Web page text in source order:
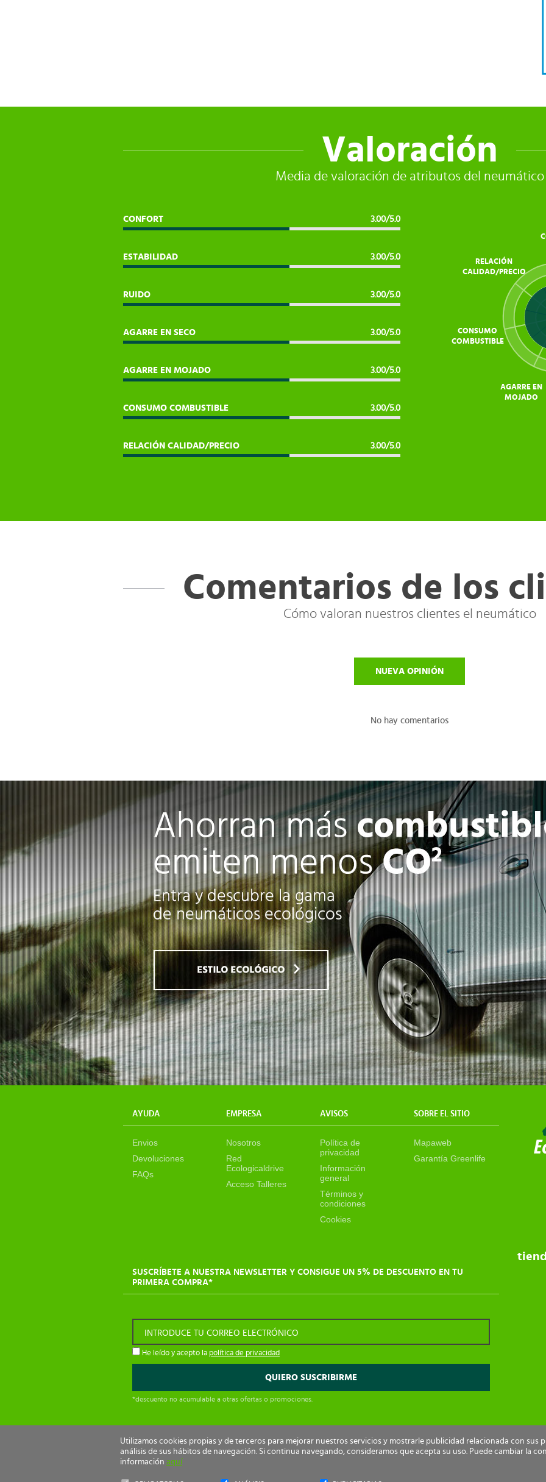
Valoración
Media de valoración de atributos del neumático
CONFORT 3.00/5.0
ESTABILIDAD 3.00/5.0
RUIDO 3.00/5.0
AGARRE EN SECO 3.00/5.0
AGARRE EN MOJADO 3.00/5.0
CONSUMO COMBUSTIBLE 3.00/5.0
RELACIÓN CALIDAD/PRECIO 3.00/5.0
AGARRE EN
MOJADO
CONSUMO
COMBUSTIBLE
RELACIÓN
CALIDAD/PRECIO
Comentarios de los
Cómo valoran nuestros clientes el neumático
NUEVA OPINIÓN
No hay comentarios
AYUDA EMPRESA AVISOS SOBRE EL SITIO
Envios
Devoluciones
FAQs
Nosotros
Red
Ecologicaldrive
Acceso Talleres
Política de
privacidad
Información
general
Términos y
condiciones
Cookies
Mapaweb
Garantía Greenlife
SUSCRÍBETE A NUESTRA NEWSLETTER Y CONSIGUE UN 5% DE DESCUENTO EN TU
PRIMERA COMPRA*
INTRODUCE TU CORREO ELECTRÓNICO
He leído y acepto la política de privacidad
*descuento no acumulable a otras ofertas o promociones.
Ecological Drive Copyright 2026 - Todos los derechos reservados.
Utilizamos cookies propias y de terceros para mejorar nuestros servicios y mostrarle publicidad relacionada con sus
análisis de sus hábitos de navegación. Si continua navegando, consideramos que acepta su uso. Puede cambiar la
información aquí